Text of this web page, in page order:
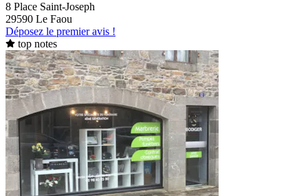
8 Place Saint-Joseph
29590 Le Faou
Déposez le premier avis !
top notes